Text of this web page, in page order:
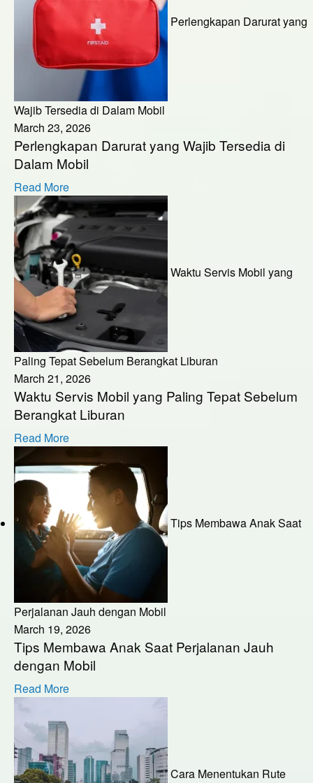
Perlengkapan Darurat yang
Wajib Tersedia di Dalam Mobil
March 23, 2026
Perlengkapan Darurat yang Wajib Tersedia di
Dalam Mobil
Read More
Waktu Servis Mobil yang
Paling Tepat Sebelum Berangkat Liburan
March 21, 2026
Waktu Servis Mobil yang Paling Tepat Sebelum
Berangkat Liburan
Read More
Tips Membawa Anak Saat
Perjalanan Jauh dengan Mobil
March 19, 2026
Tips Membawa Anak Saat Perjalanan Jauh
dengan Mobil
Read More
Cara Menentukan Rute